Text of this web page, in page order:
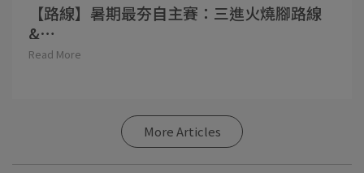
【路線】暑期最夯自主賽：三進火燒腳路線
&⋯
Read More
More Articles